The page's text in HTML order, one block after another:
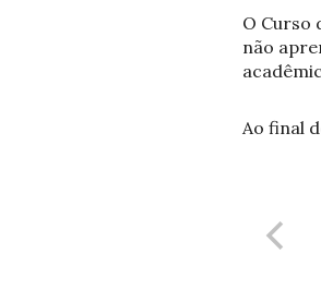
O Curso
não
Ao final